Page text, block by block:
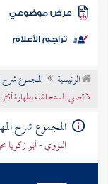
الكتب
موضوعي
تراجم الأعلام
الرئيسية المجموع
لا تصلي المستحاضة بطهارة
المجموع شرح
النووي - أبو